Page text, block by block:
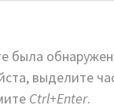
была
выделите
Ctrl+Enter.